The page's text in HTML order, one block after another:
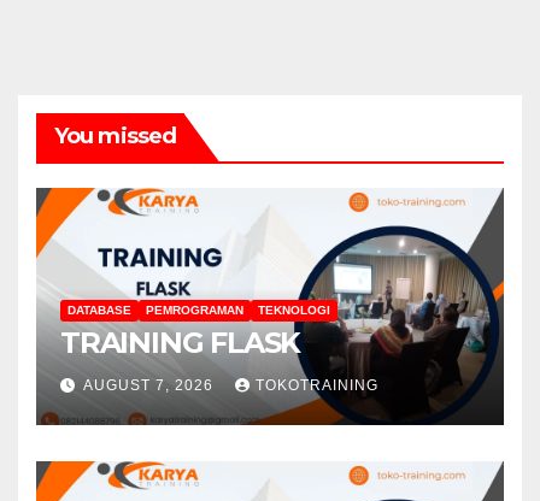
You missed
DATABASE PEMROGRAMAN TEKNOLOGI
TRAINING FLASK
AUGUST 7, 2026 TOKOTRAINING